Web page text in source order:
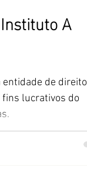
A
de direito
fins lucrativos do